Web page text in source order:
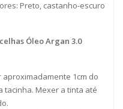
Preto, castanho-escuro
Óleo Argan 3.0
1cm do
tacinha. Mexer a tinta até